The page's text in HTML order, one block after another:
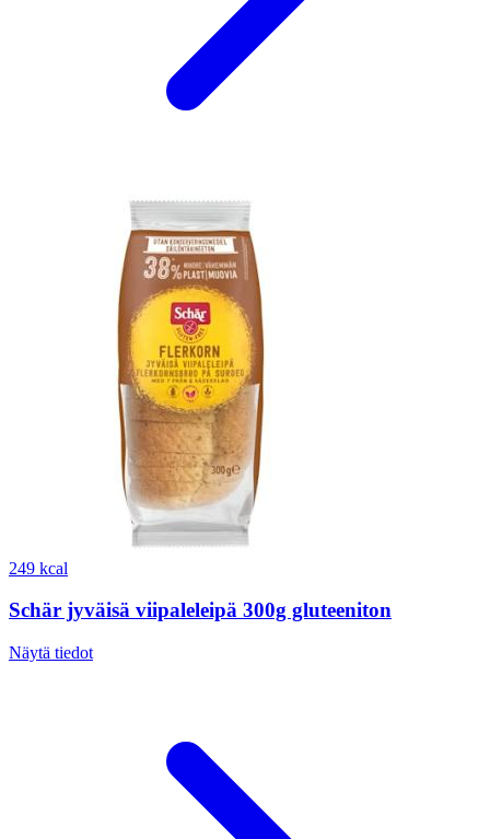
249 kcal
Schär jyväisä viipaleleipä 300g gluteeniton
Näytä tiedot